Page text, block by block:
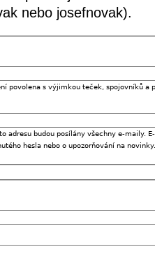
nebo josefnovak).
povolena s výjimkou teček, spojovníků a
adresu budou posílány všechny e-maily.
hesla nebo o upozorňování na novinky.